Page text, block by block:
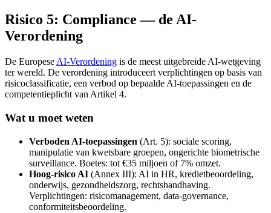
Risico 5: Compliance — de AI-
Verordening
De Europese AI-Verordening is de meest uitgebreide AI-wetgeving
ter wereld. De verordening introduceert verplichtingen op basis van
risicoclassificatie, een verbod op bepaalde AI-toepassingen en de
competentieplicht van Artikel 4.
Wat u moet weten
Verboden AI-toepassingen (Art. 5): sociale scoring,
manipulatie van kwetsbare groepen, ongerichte biometrische
surveillance. Boetes: tot €35 miljoen of 7% omzet.
Hoog-risico AI (Annex III): AI in HR, kredietbeoordeling,
onderwijs, gezondheidszorg, rechtshandhaving.
Verplichtingen: risicomanagement, data-governance,
conformiteitsbeoordeling.